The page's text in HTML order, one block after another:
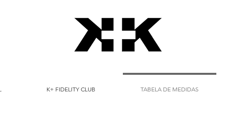
K+ FIDELITY CLUB TABELA DE MEDIDAS